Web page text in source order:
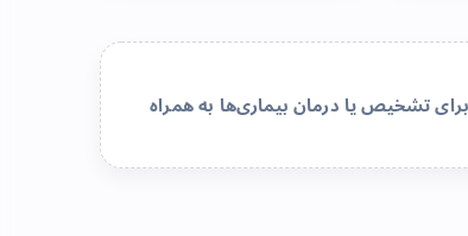
تشخیص یا درمان بیماری‌ها به همراه